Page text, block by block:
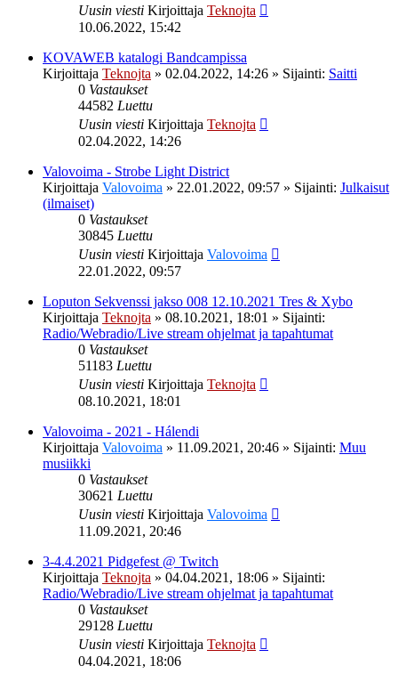
Uusin viesti Kirjoittaja Teknojta
10.06.2022, 15:42
KOVAWEB katalogi Bandcampissa
Kirjoittaja Teknojta » 02.04.2022, 14:26 » Sijainti: Saitti
0 Vastaukset
44582 Luettu
Uusin viesti Kirjoittaja Teknojta
02.04.2022, 14:26
Valovoima - Strobe Light District
Kirjoittaja Valovoima » 22.01.2022, 09:57 » Sijainti: Julkaisut
(ilmaiset)
0 Vastaukset
30845 Luettu
Uusin viesti Kirjoittaja Valovoima
22.01.2022, 09:57
Loputon Sekvenssi jakso 008 12.10.2021 Tres & Xybo
Kirjoittaja Teknojta » 08.10.2021, 18:01 » Sijainti:
Radio/Webradio/Live stream ohjelmat ja tapahtumat
0 Vastaukset
51183 Luettu
Uusin viesti Kirjoittaja Teknojta
08.10.2021, 18:01
Valovoima - 2021 - Hálendi
Kirjoittaja Valovoima » 11.09.2021, 20:46 » Sijainti: Muu
musiikki
0 Vastaukset
30621 Luettu
Uusin viesti Kirjoittaja Valovoima
11.09.2021, 20:46
3-4.4.2021 Pidgefest @ Twitch
Kirjoittaja Teknojta » 04.04.2021, 18:06 » Sijainti:
Radio/Webradio/Live stream ohjelmat ja tapahtumat
0 Vastaukset
29128 Luettu
Uusin viesti Kirjoittaja Teknojta
04.04.2021, 18:06